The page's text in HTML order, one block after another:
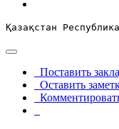
Қазақстан
Поставить
Оставить